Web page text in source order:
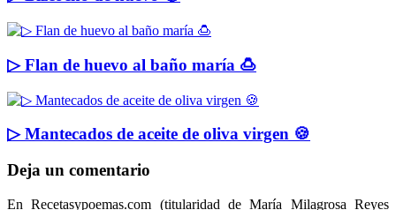
▷ Flan de huevo al baño maría 🍮
▷ Mantecados de aceite de oliva virgen 🍪
Deja un comentario
En Recetasypoemas.com (titularidad de María Milagrosa Reyes